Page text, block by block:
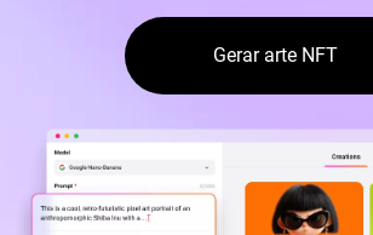
Gerar arte NFT